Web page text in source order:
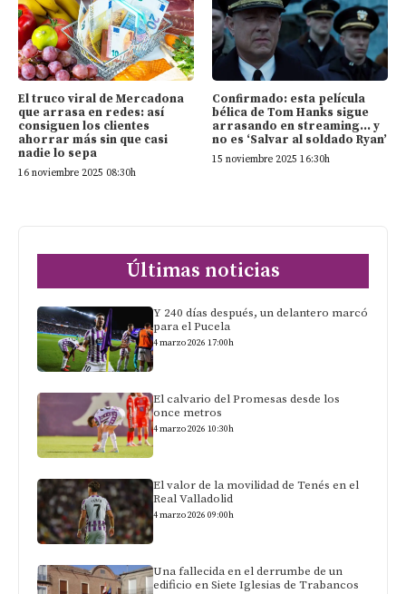
El truco viral de Mercadona
que arrasa en redes: así
consiguen los clientes
ahorrar más sin que casi
nadie lo sepa
16 noviembre 2025 08:30h
Confirmado: esta película
bélica de Tom Hanks sigue
arrasando en streaming… y
no es ‘Salvar al soldado Ryan’
15 noviembre 2025 16:30h
Últimas noticias
Y 240 días después, un delantero marcó
para el Pucela
4 marzo 2026 17:00h
El calvario del Promesas desde los
once metros
4 marzo 2026 10:30h
El valor de la movilidad de Tenés en el
Real Valladolid
4 marzo 2026 09:00h
Una fallecida en el derrumbe de un
edificio en Siete Iglesias de Trabancos